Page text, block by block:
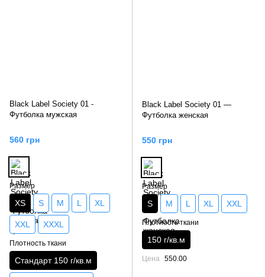
Black Label Society 01 -
Футболка мужская
560 грн
Размер
XS S M L XL
XXL XXXL
Плотность ткани
Стандарт 150 г/кв.м
Black Label Society 01 —
Футболка женская
550 грн
Размер
S M L XL XXL
Плотность ткани
150 г/кв.м
Цена 550.00